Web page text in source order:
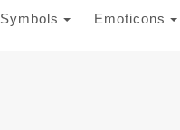
Symbols Emoticons